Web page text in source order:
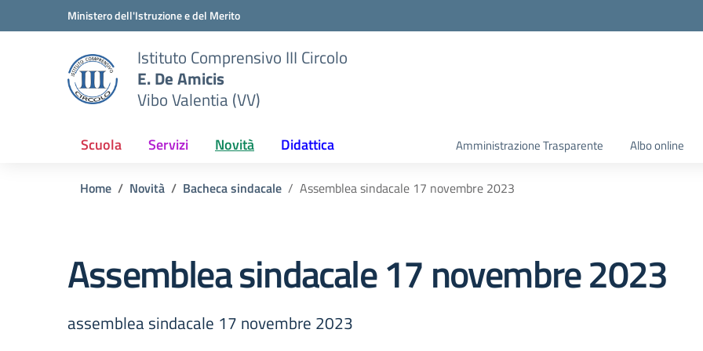
Vai ai contenuti
Vai al menu di navigazioneMinistero dell'Istruzione e del Merito
Istituto Comprensivo III Circolo
E. De Amicis
Vibo Valentia (VV)
Scuola Servizi Novità Didattica Amministrazione Trasparente Albo online
Home Novità Bacheca sindacale Assemblea sindacale 17 novembre 2023
Assemblea sindacale 17 novembre 2023
assemblea sindacale 17 novembre 2023